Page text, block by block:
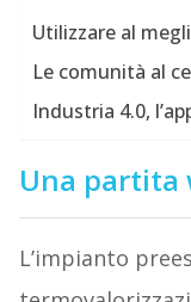
Utilizzare al
Le comunità al
Industria 4.0,
Una partita
L’impianto